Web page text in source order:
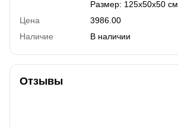
Размер: 125х50х50 см.
Цена
3986.00
Наличие
В наличии
Отзывы